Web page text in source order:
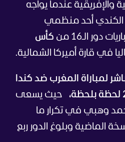
والإفريقية عندما يواجه
الكندي أحد منظمي
دور الـ16 من
كأس
في قارة أميركا الشمالية.
لمباراة المغرب ضد كندا
حيث يسعى
وهبي في تكرار ما
الماضية وبلوغ الدور ربع